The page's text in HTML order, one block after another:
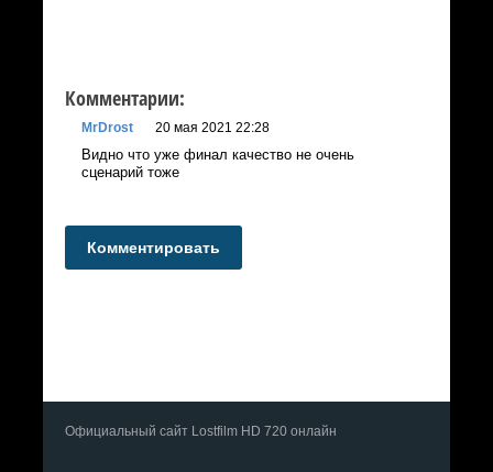
Комментарии:
MrDrost 20 мая 2021 22:28
Видно что уже финал качество не очень
сценарий тоже
Комментировать
Официальный сайт Lostfilm HD 720 онлайн